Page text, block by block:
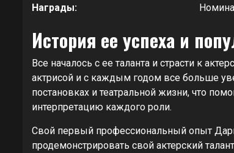
Награды:
История ее успеха и
Все началось с ее таланта и страсти к
актрисой и с каждым годом все больше
постановках и театральной жизни, что
интерпретацию каждого роли.
Свой первый профессиональный опыт
продемонстрировать свой актерский